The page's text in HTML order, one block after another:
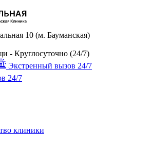
10 (м. Бауманская)
- Круглосуточно (24/7)
Экстренный вызов 24/7
24/7
клиники